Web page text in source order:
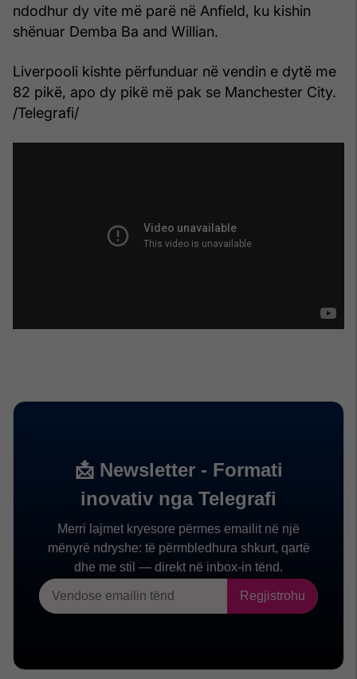
ndodhur dy vite më parë në Anfield, ku kishin
shënuar Demba Ba and Willian.
Liverpooli kishte përfunduar në vendin e dytë me
82 pikë, apo dy pikë më pak se Manchester City.
/Telegrafi/